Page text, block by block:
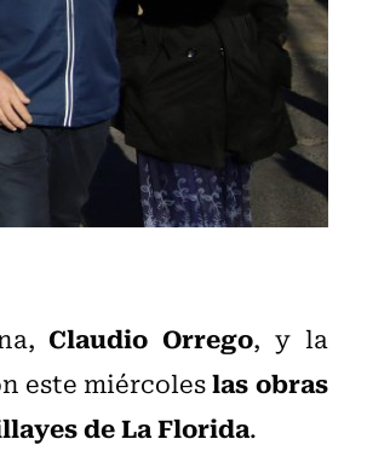
Claudio Orrego, y la
este miércoleslas obras
de La Florida.